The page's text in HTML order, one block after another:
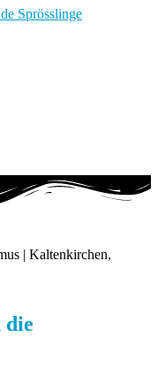
| Kaltenkirchen,
die